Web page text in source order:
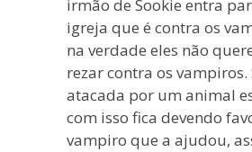
irmão de Sookie entra
igreja que é contra os
na verdade eles não
rezar contra os vampiros.
atacada por um animal
com isso fica devendo
vampiro que a ajudou,